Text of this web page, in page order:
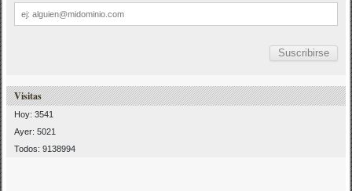
Dirección
de
correo
Visitas
Hoy: 3541
Ayer: 5021
Todos: 9138994